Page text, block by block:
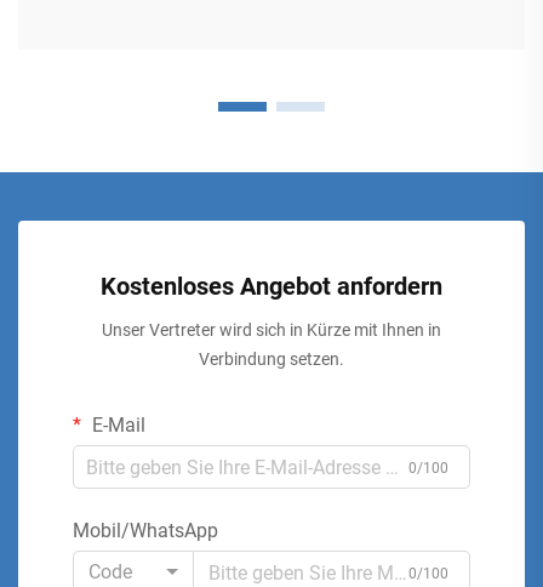
Kostenloses Angebot anfordern
Unser Vertreter wird sich in Kürze mit Ihnen in
Verbindung setzen.
E-Mail
0/100
Mobil/WhatsApp
Code
0/100